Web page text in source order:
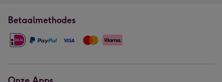
Betaalmethodes